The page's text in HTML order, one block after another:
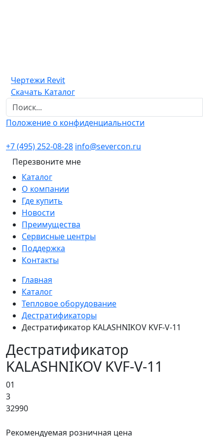
Чертежи Revit
Скачать Каталог
Положение о конфиденциальности
+7 (495) 252-08-28 info@severcon.ru
Перезвоните мне
Каталог
О компании
Где купить
Новости
Преимущества
Сервисные центры
Поддержка
Контакты
Главная
Каталог
Тепловое оборудование
Дестратификаторы
Дестратификатор KALASHNIKOV KVF-V-11
Дестратификатор
KALASHNIKOV KVF-V-11
01
3
32990
Рекомендуемая розничная цена